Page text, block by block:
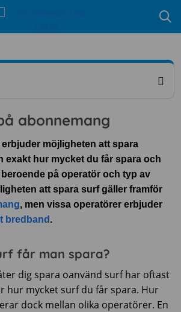
abonnemang
erbjuder möjligheten att spara
exakt hur mycket du får spara och
på operatör och typ av
att spara surf gäller framför
, men vissa operatörer erbjuder
bredband .
får man spara?
dig spara oanvänd surf har oftast
hur mycket surf du får spara. Hur
dock mellan olika operatörer. En